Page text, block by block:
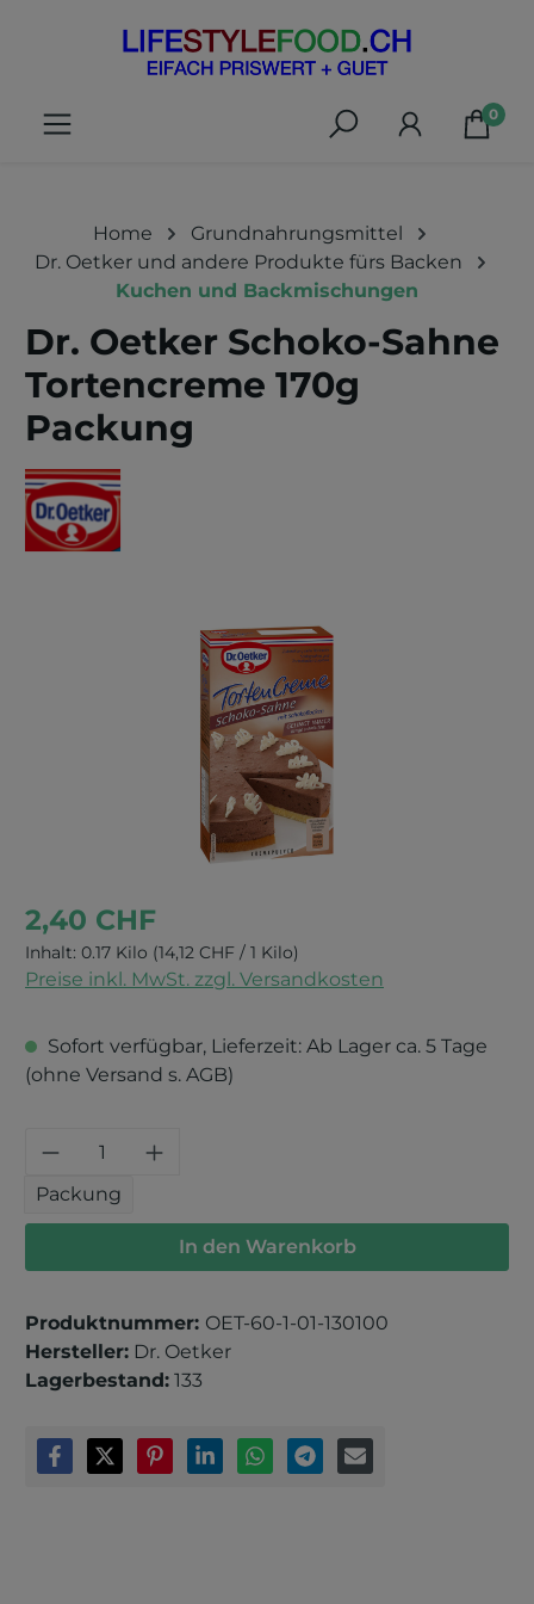
springen
0
Home
Grundnahrungsmittel
Dr. Oetker und andere Produkte fürs Backen
Kuchen und Backmischungen
Dr. Oetker Schoko-Sahne
Tortencreme 170g
Packung
Bildergalerie überspringen
2,40 CHF
Inhalt: 0.17 Kilo (14,12 CHF / 1 Kilo)
Preise inkl. MwSt. zzgl. Versandkosten
Sofort verfügbar, Lieferzeit: Ab Lager ca. 5 Tage
(ohne Versand s. AGB)
Produkt Anzahl: Gib den
Packung
In den Warenkorb
Produktnummer: OET-60-1-01-130100
Hersteller: Dr. Oetker
Lagerbestand: 133